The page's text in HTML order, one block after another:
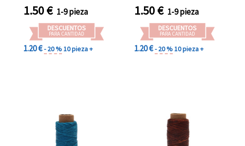
1.50€ 1-9 pieza
DESCUENTOS
PARA CANTIDAD
1.20 €- 20 %10 pieza +
1.50€ 1-9 pieza
DESCUENTOS
PARA CANTIDAD
1.20 €- 20 %10 pieza +